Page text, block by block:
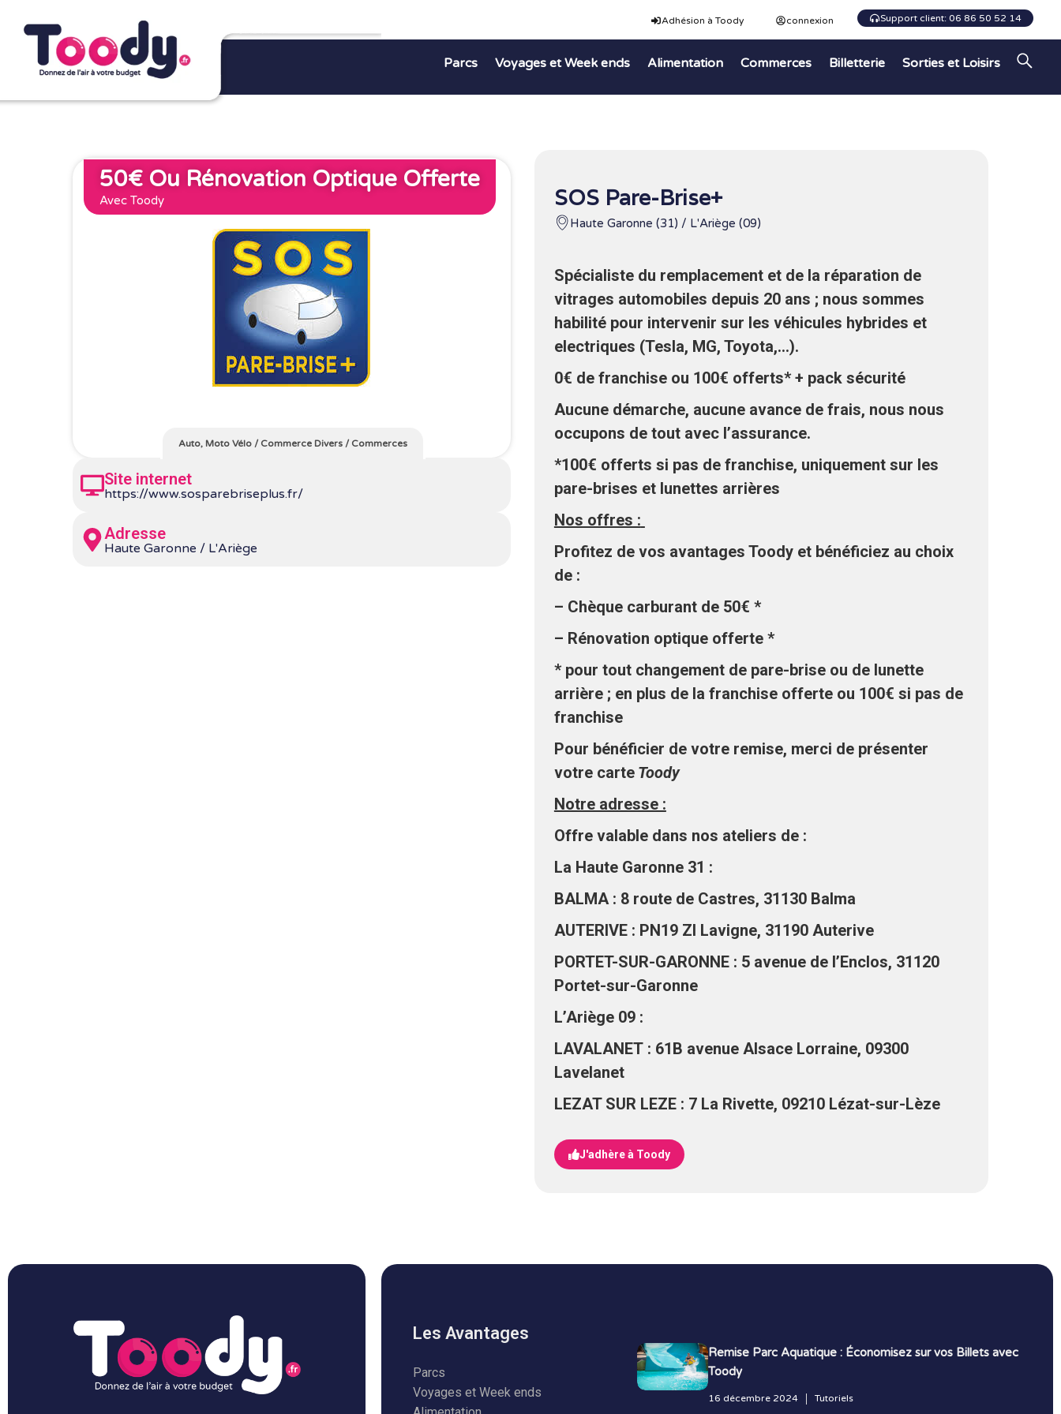
Adhésion à Toody connexion Support client: 06 86 50 52 14
Parcs Voyages et Week ends Alimentation Commerces Billetterie Sorties et Loisirs
50€ Ou Rénovation Optique Offerte
Avec Toody
Auto, Moto Vélo/ Commerce Divers/ Commerces
Site internet
https://www.sosparebriseplus.fr/
Adresse
Haute Garonne / L'Ariège
SOS Pare-Brise+
Haute Garonne (31) / L'Ariège (09)
Spécialiste du remplacement et de la réparation de
vitrages automobiles depuis 20 ans ; nous sommes
habilité pour intervenir sur les véhicules hybrides et
electriques (Tesla, MG, Toyota,…).
0€ de franchise ou 100€ offerts* + pack sécurité
Aucune démarche, aucune avance de frais, nous nous
occupons de tout avec l’assurance.
*100€ offerts si pas de franchise, uniquement sur les
pare-brises et lunettes arrières
Nos offres :
Profitez de vos avantages Toody et bénéficiez au choix
de :
– Chèque carburant de 50€ *
– Rénovation optique offerte *
* pour tout changement de pare-brise ou de lunette
arrière ; en plus de la franchise offerte ou 100€ si pas de
franchise
Pour bénéficier de votre remise, merci de présenter
votre carteToody
Notre adresse :
Offre valable dans nos ateliers de :
La Haute Garonne 31 :
BALMA : 8 route de Castres, 31130 Balma
AUTERIVE : PN19 ZI Lavigne, 31190 Auterive
PORTET-SUR-GARONNE : 5 avenue de l’Enclos, 31120
Portet-sur-Garonne
L’Ariège 09 :
LAVALANET : 61B avenue Alsace Lorraine, 09300
Lavelanet
LEZAT SUR LEZE : 7 La Rivette, 09210 Lézat-sur-Lèze
J'adhère à Toody
Les Avantages
Parcs
Voyages et Week ends
Remise Parc Aquatique : Économisez sur vos Billets avec
Toody
16 décembre 2024 Tutoriels